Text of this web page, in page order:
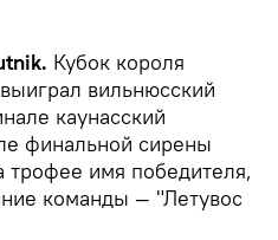
Кубок короля
вильнюсский
каунасский
финальной сирены
трофее имя победителя,
команды — "Летувос